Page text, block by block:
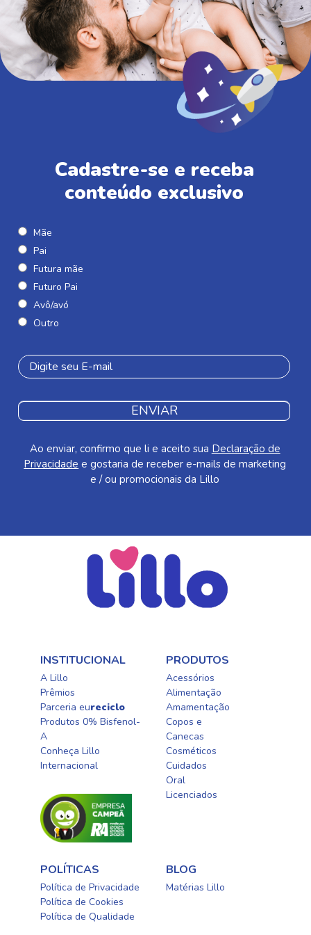
Cadastre-se e receba
conteúdo exclusivo
Mãe
Pai
Futura mãe
Futuro Pai
Avô/avó
Outro
ENVIAR
Ao enviar, confirmo que li e aceito sua Declaração de
Privacidade e gostaria de receber e-mails de marketing
e / ou promocionais da Lillo
INSTITUCIONAL
A Lillo
Prêmios
Parceria eureciclo
Produtos 0% Bisfenol-
A
Conheça Lillo
Internacional
PRODUTOS
Acessórios
Alimentação
Amamentação
Copos e
Canecas
Cosméticos
Cuidados
Oral​
Licenciados​
POLÍTICAS
Política de Privacidade
Política de Cookies
Política de Qualidade
BLOG
Matérias Lillo